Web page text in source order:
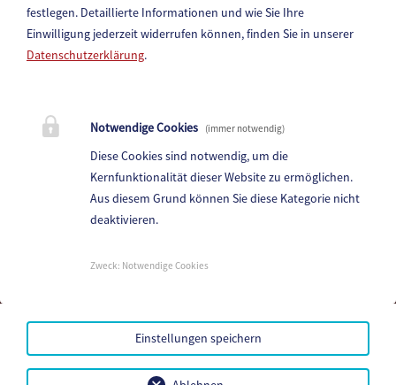
Hauptstraße 83, 9711 Paternion
Telefon:+43 (4245) 28 88 0
Fax: +43 (4245) 28 88 - 40
E-Mail:paternion@ktn.gde.at
Parteienverkehr:
07:00 - 12:30 , 13:00 - 15:00
Mehr...
festlegen. Detaillierte Informationen und wie Sie Ihre
Einwilligung jederzeit widerrufen können, finden Sie in unserer
Datenschutzerklärung.
Notwendige Cookies (immer notwendig)
Diese Cookies sind notwendig, um die
Kernfunktionalität dieser Website zu ermöglichen.
Aus diesem Grund können Sie diese Kategorie nicht
deaktivieren.
Zweck: Notwendige Cookies
Einstellungen speichern